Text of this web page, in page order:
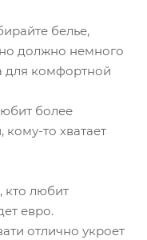
белье,
должно немного
для комфортной
более
то хватает
кто любит
евро.
отлично укроет